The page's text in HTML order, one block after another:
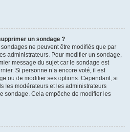
un sondage ?
ne peuvent être modifiés que par
administrateurs. Pour modifier un sondage,
message du sujet car le sondage est
Si personne n’a encore voté, il est
ou de modifier ses options. Cependant, si
les modérateurs et les administrateurs
sondage. Cela empêche de modifier les